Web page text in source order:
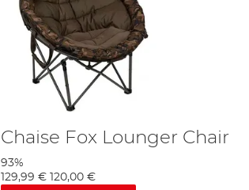
Chaise Fox Lounger Chair
93%
129,99 €
120,00 €